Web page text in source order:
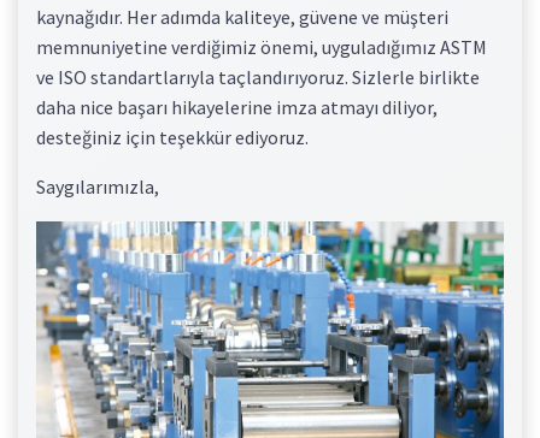
kaynağıdır. Her adımda kaliteye, güvene ve müşteri
memnuniyetine verdiğimiz önemi, uyguladığımız ASTM
ve ISO standartlarıyla taçlandırıyoruz. Sizlerle birlikte
daha nice başarı hikayelerine imza atmayı diliyor,
desteğiniz için teşekkür ediyoruz.
Saygılarımızla,